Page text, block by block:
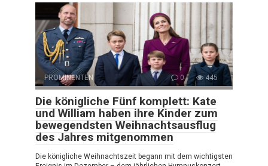
PROMINENTEN 0 445
Die königliche Fünf komplett: Kate
und William haben ihre Kinder zum
bewegendsten Weihnachtsausflug
des Jahres mitgenommen
Die königliche Weihnachtszeit begann mit dem wichtigsten